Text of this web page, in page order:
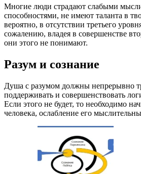
Многие люди страдают слабыми
способностями, не имеют таланта в
вероятно, в отсутствии третьего
сожалению, владея в совершенстве
они этого не понимают.
Разум и сознание
Душа с разумом должны непрерывно
поддерживать и совершенствовать
Если этого не будет, то необходимо
человека, ослабление его